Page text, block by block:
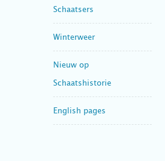
Schaatsers
Winterweer
Nieuw op
Schaatshistorie
English pages